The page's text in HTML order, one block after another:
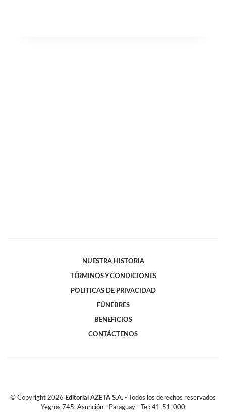
NUESTRA HISTORIA
TÉRMINOS Y CONDICIONES
POLITICAS DE PRIVACIDAD
FÚNEBRES
BENEFICIOS
CONTÁCTENOS
© Copyright 2026 Editorial AZETA S.A. - Todos los derechos reservados
Yegros 745, Asunción - Paraguay - Tel: 41-51-000